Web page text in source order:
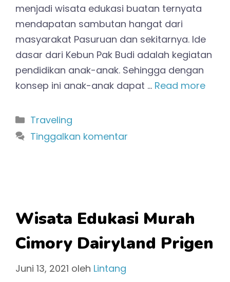
menjadi wisata edukasi buatan ternyata
mendapatan sambutan hangat dari
masyarakat Pasuruan dan sekitarnya. Ide
dasar dari Kebun Pak Budi adalah kegiatan
pendidikan anak-anak. Sehingga dengan
konsep ini anak-anak dapat … Read more
Kategori
Traveling
Tinggalkan komentar
Wisata Edukasi Murah
Cimory Dairyland Prigen
Juni 13, 2021 oleh Lintang